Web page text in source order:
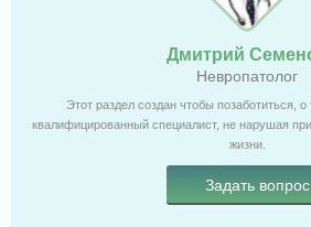
Дмитрий
Невропатолог
Этот раздел создан чтобы позаботиться,
квалифицированный специалист, не нарушая
жизни.
Задать вопрос